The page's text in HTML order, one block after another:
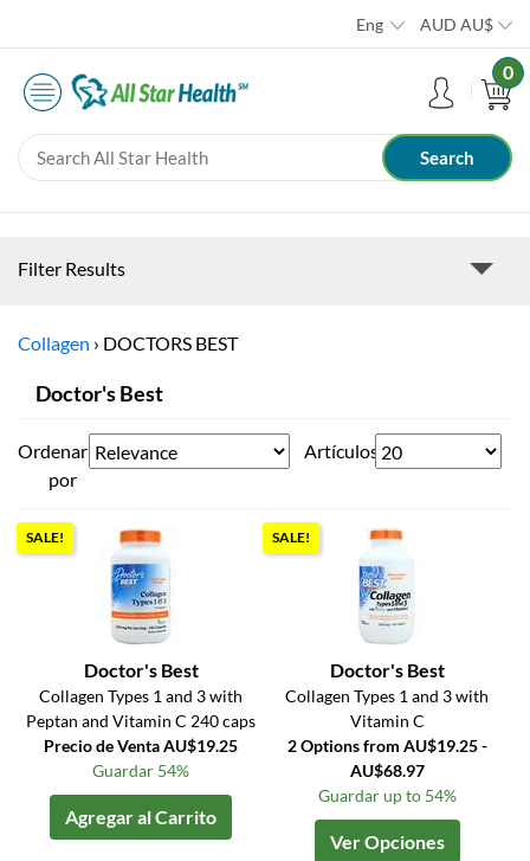
Eng AUD AU$
0
Filter Results
Collagen › DOCTORS BEST
Doctor's Best
Ordenar
por
Artículos
SALE!
Doctor's Best
Collagen Types 1 and 3 with
Peptan and Vitamin C 240 caps
Precio de Venta AU$19.25
Guardar 54%
Agregar al Carrito
SALE!
Doctor's Best
Collagen Types 1 and 3 with
Vitamin C
2 Options from AU$19.25 -
AU$68.97
Guardar up to 54%
Ver Opciones